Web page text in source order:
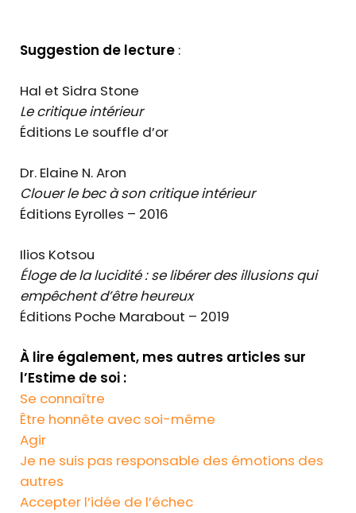
Suggestion de lecture :
Hal et Sidra Stone
Le critique intérieur
Éditions Le souffle d’or
Dr. Elaine N. Aron
Clouer le bec à son critique intérieur
Éditions Eyrolles – 2016
Ilios Kotsou
Éloge de la lucidité : se libérer des illusions qui
empêchent d’être heureux
Éditions Poche Marabout – 2019
À lire également, mes autres articles sur
l’Estime de soi :
Se connaître
Être honnête avec soi-même
Agir
Je ne suis pas responsable des émotions des
autres
Accepter l’idée de l’échec